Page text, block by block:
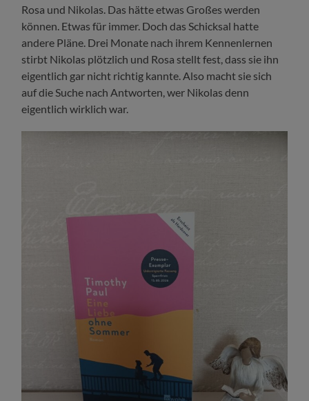
Rosa und Nikolas. Das hätte etwas Großes werden
können. Etwas für immer. Doch das Schicksal hatte
andere Pläne. Drei Monate nach ihrem Kennenlernen
stirbt Nikolas plötzlich und Rosa stellt fest, dass sie ihn
eigentlich gar nicht richtig kannte. Also macht sie sich
auf die Suche nach Antworten, wer Nikolas denn
eigentlich wirklich war.